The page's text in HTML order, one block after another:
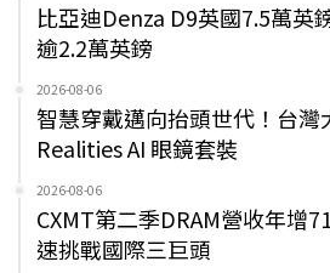
比亞迪Denza D9英國7.5萬英
逾2.2萬英鎊
2026-08-06
智慧穿戴邁向抬頭世代！台灣
Realities AI 眼鏡套裝
2026-08-06
CXMT第二季DRAM營收年增
速挑戰國際三巨頭